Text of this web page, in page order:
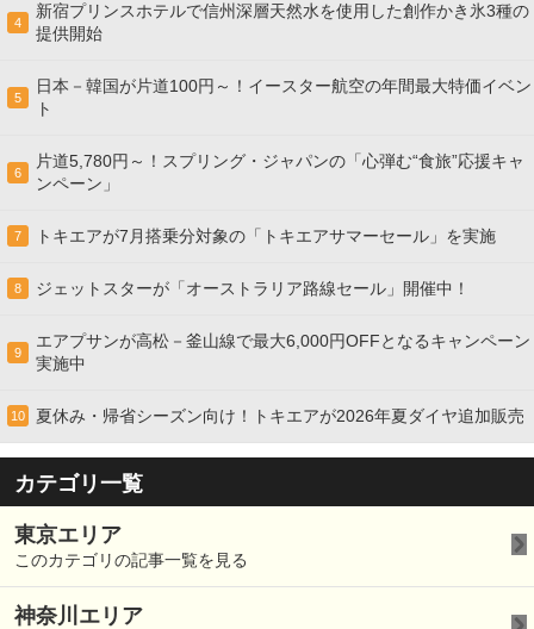
4
新宿プリンスホテルで信州深層天然水を使用した創作かき氷3種の
提供開始
5
日本－韓国が片道100円～！イースター航空の年間最大特価イベン
ト
6
片道5,780円～！スプリング・ジャパンの「心弾む“食旅”応援キャ
ンペーン」
7 トキエアが7月搭乗分対象の「トキエアサマーセール」を実施
8 ジェットスターが「オーストラリア路線セール」開催中！
9
エアプサンが高松－釜山線で最大6,000円OFFとなるキャンペーン
実施中
10 夏休み・帰省シーズン向け！トキエアが2026年夏ダイヤ追加販売
カテゴリ一覧
東京エリア
このカテゴリの記事一覧を見る
神奈川エリア